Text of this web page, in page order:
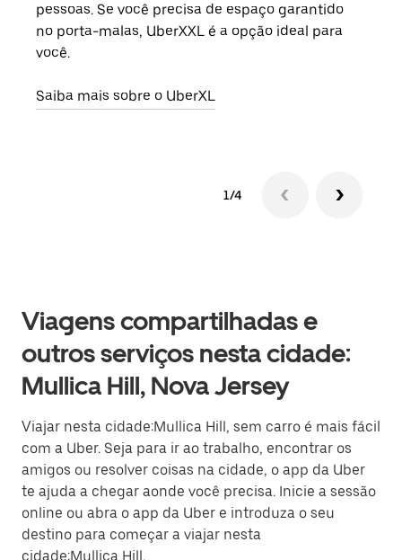
pessoas. Se você precisa de espaço garantido
no porta-malas, UberXXL é a opção ideal para
você.
Saiba mais sobre o UberXL
1/4
Viagens compartilhadas e
outros serviços nesta cidade:
Mullica Hill, Nova Jersey
Viajar nesta cidade:Mullica Hill, sem carro é mais fácil
com a Uber. Seja para ir ao trabalho, encontrar os
amigos ou resolver coisas na cidade, o app da Uber
te ajuda a chegar aonde você precisa. Inicie a sessão
online ou abra o app da Uber e introduza o seu
destino para começar a viajar nesta
cidade:Mullica Hill.